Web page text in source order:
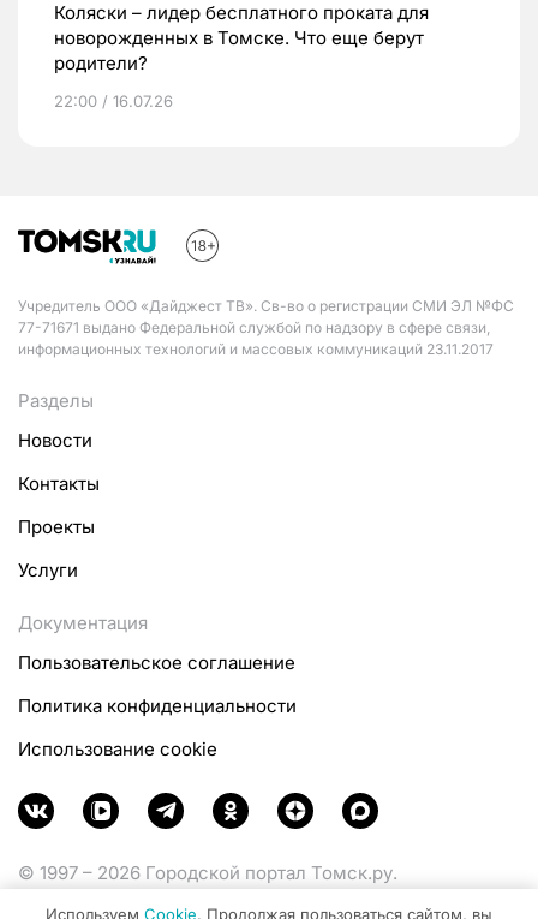
Коляски – лидер бесплатного проката для
новорожденных в Томске. Что еще берут
родители?
22:00 / 16.07.26
Учредитель ООО «Дайджест ТВ». Св-во о регистрации СМИ ЭЛ №ФС
77-71671 выдано Федеральной службой по надзору в сфере связи,
информационных технологий и массовых коммуникаций 23.11.2017
Разделы
Новости
Контакты
Проекты
Услуги
Документация
Пользовательское соглашение
Политика конфиденциальности
Использование cookie
© 1997 – 2026 Городской портал Томск.ру.
Используем Cookie. Продолжая пользоваться сайтом, вы